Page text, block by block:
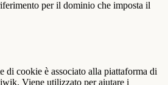
per il dominio che imposta il
di cookie è associato alla piattaforma di
Viene utilizzato per aiutare i